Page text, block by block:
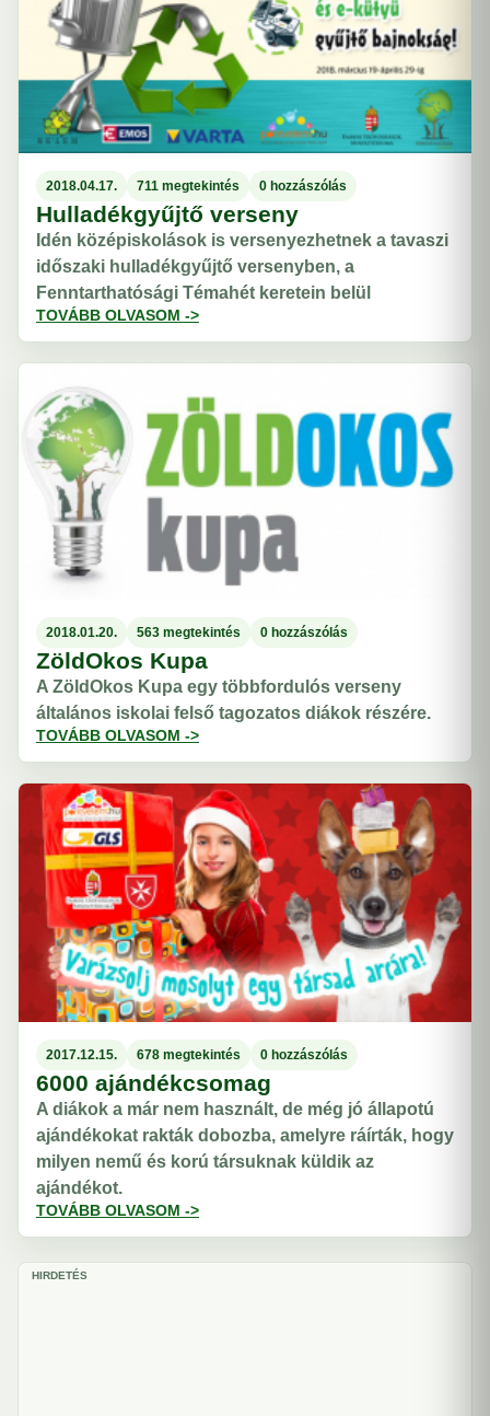
2018.04.17. 711 megtekintés 0 hozzászólás
Hulladékgyűjtő verseny
Idén középiskolások is versenyezhetnek a tavaszi
időszaki hulladékgyűjtő versenyben, a
Fenntarthatósági Témahét keretein belül
TOVÁBB OLVASOM ->
2018.01.20. 563 megtekintés 0 hozzászólás
ZöldOkos Kupa
A ZöldOkos Kupa egy többfordulós verseny
általános iskolai felső tagozatos diákok részére.
TOVÁBB OLVASOM ->
2017.12.15. 678 megtekintés 0 hozzászólás
6000 ajándékcsomag
A diákok a már nem használt, de még jó állapotú
ajándékokat rakták dobozba, amelyre ráírták, hogy
milyen nemű és korú társuknak küldik az
ajándékot.
TOVÁBB OLVASOM ->
HIRDETÉS